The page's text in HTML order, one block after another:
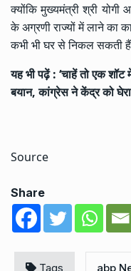
क्योंकि मुख्यमंत्री श्रीयोगी
के अग्रणी राज्यों में लाने का
कभी भी घर से निकल सकती
यह भी पढ़ें :‘चाहें तो एक
बयान, कांग्रेस ने केंद्र को
Source
Share
Tags abp